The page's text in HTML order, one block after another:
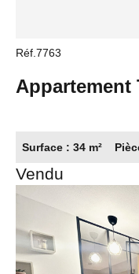
Réf.7763
Appartement
Surface : 34 m²
Vendu